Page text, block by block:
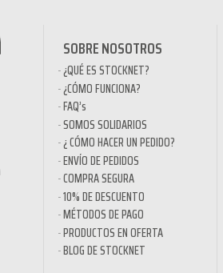
SOBRE NOSOTROS
¿QUÉ ES STOCKNET?
¿CÓMO FUNCIONA?
FAQ’s
SOMOS SOLIDARIOS
¿ CÓMO HACER UN PEDIDO?
ENVÍO DE PEDIDOS
COMPRA SEGURA
10% DE DESCUENTO
MÉTODOS DE PAGO
PRODUCTOS EN OFERTA
BLOG DE STOCKNET